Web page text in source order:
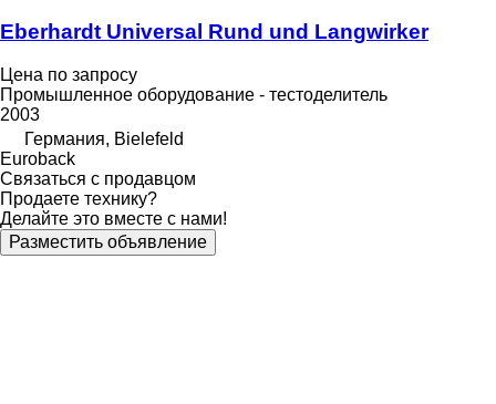
Eberhardt Universal Rund und Langwirker
Цена по запросу
Промышленное оборудование - тестоделитель
2003
Германия, Bielefeld
Euroback
Связаться с продавцом
Продаете технику?
Делайте это вместе с нами!
Разместить объявление